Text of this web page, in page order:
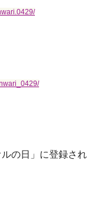
の日」に登録され